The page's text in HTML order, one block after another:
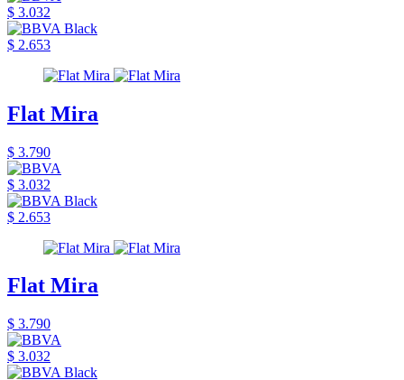
$ 3.032
$ 2.653
Flat Mira
$ 3.790
$ 3.032
$ 2.653
Flat Mira
$ 3.790
$ 3.032